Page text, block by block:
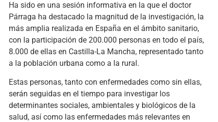
Ha sido en una sesión informativa en la que el doctor
Párraga ha destacado la magnitud de la investigación, la
más amplia realizada en España en el ámbito sanitario,
con la participación de 200.000 personas en todo el país,
8.000 de ellas en Castilla-La Mancha, representado tanto
a la población urbana como a la rural.
Estas personas, tanto con enfermedades como sin ellas,
serán seguidas en el tiempo para investigar los
determinantes sociales, ambientales y biológicos de la
salud, así como las enfermedades más relevantes en